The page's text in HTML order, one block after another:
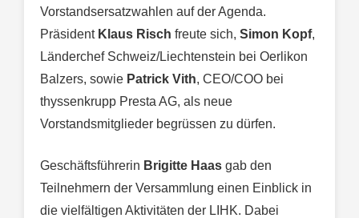
Vorstandsersatzwahlen auf der Agenda.
Präsident Klaus Risch freute sich, Simon Kopf,
Länderchef Schweiz/Liechtenstein bei Oerlikon
Balzers, sowie Patrick Vith, CEO/COO bei
thyssenkrupp Presta AG, als neue
Vorstandsmitglieder begrüssen zu dürfen.
Geschäftsführerin Brigitte Haas gab den
Teilnehmern der Versammlung einen Einblick in
die vielfältigen Aktivitäten der LIHK. Dabei